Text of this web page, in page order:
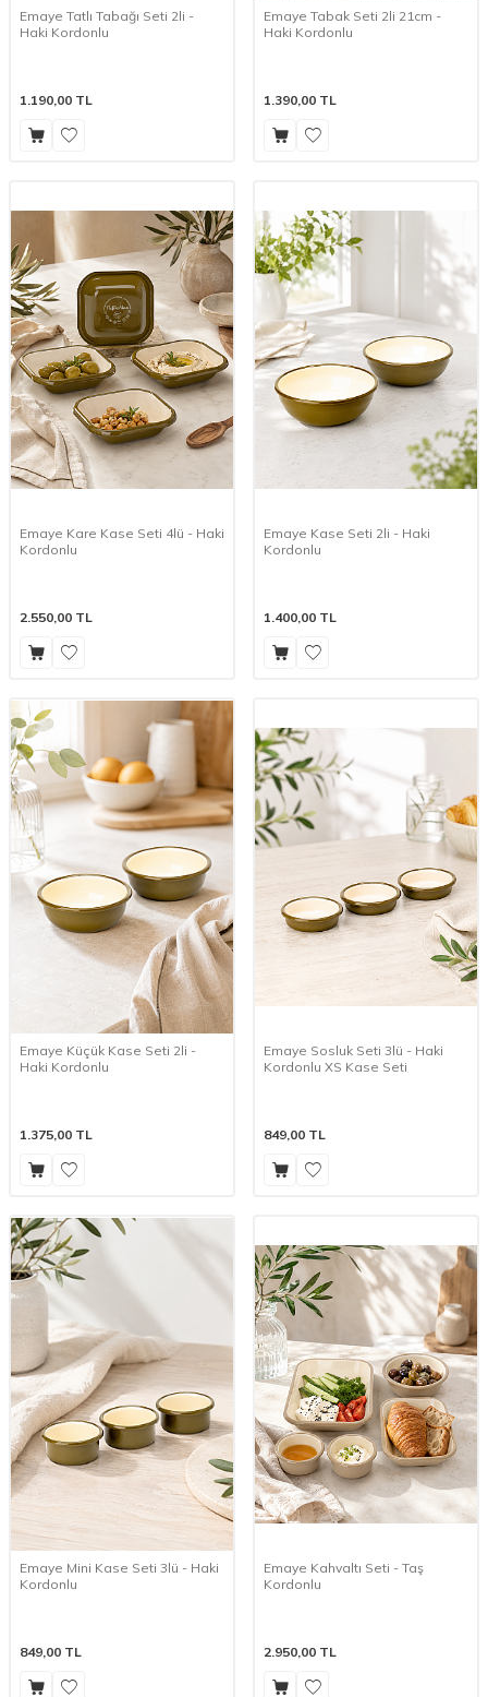
Emaye Tatlı Tabağı Seti 2li -
Haki Kordonlu
1.190,00 TL
Emaye Tabak Seti 2li 21cm -
Haki Kordonlu
1.390,00 TL
Emaye Kare Kase Seti 4lü - Haki
Kordonlu
2.550,00 TL
Emaye Kase Seti 2li - Haki
Kordonlu
1.400,00 TL
Emaye Küçük Kase Seti 2li -
Haki Kordonlu
1.375,00 TL
Emaye Sosluk Seti 3lü - Haki
Kordonlu XS Kase Seti
849,00 TL
Emaye Mini Kase Seti 3lü - Haki
Kordonlu
849,00 TL
Emaye Kahvaltı Seti - Taş
Kordonlu
2.950,00 TL